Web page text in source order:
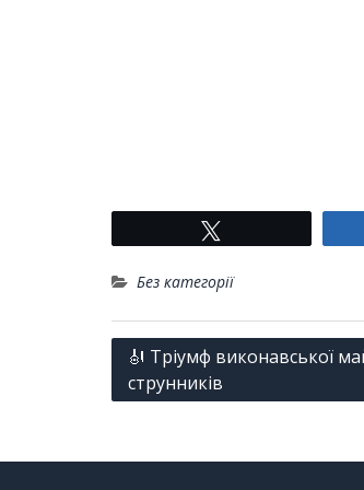
Без категорії
Навігація
записів
🎻 Тріумф виконавської
струнників